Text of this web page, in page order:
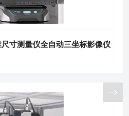
寸测量仪全自动三坐标影像仪